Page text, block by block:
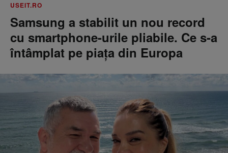
USEIT.RO
Samsung a stabilit un nou record
cu smartphone-urile pliabile. Ce s-a
întâmplat pe piața din Europa